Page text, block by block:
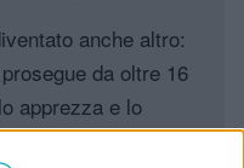
anche altro:
da oltre 16
apprezza e lo